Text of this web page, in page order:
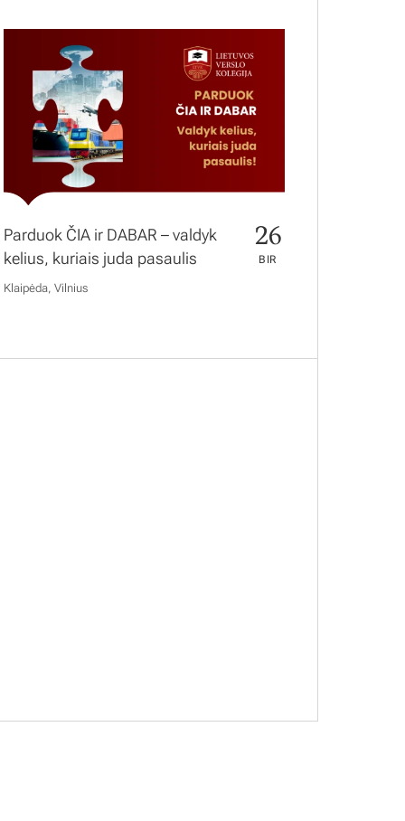
Parduok ČIA ir DABAR – valdyk
kelius, kuriais juda pasaulis
26
BIR
Klaipėda, Vilnius